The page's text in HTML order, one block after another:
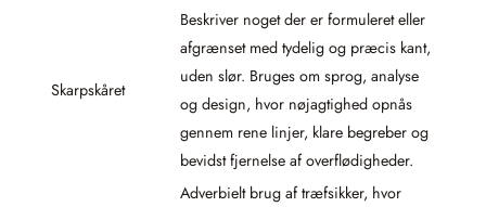
Skarpskåret
Beskriver noget der er formuleret eller
afgrænset med tydelig og præcis kant,
uden slør. Bruges om sprog, analyse
og design, hvor nøjagtighed opnås
gennem rene linjer, klare begreber og
bevidst fjernelse af overflødigheder.
Adverbielt brug af træfsikker, hvor